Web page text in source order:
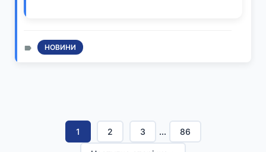
НОВИНИ
1 2 3 ... 86